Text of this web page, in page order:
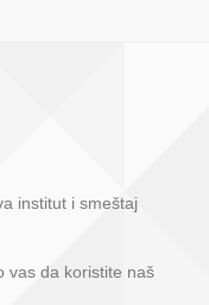
institut i smeštaj
vas da koristite naš